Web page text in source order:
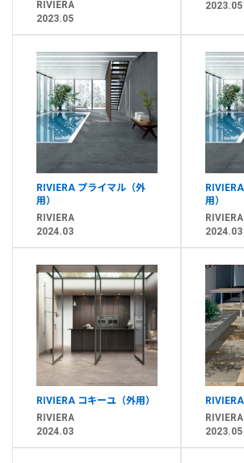
RIVIERA
2023.05
2023.05
RIVIERA プライマル（外
用）
RIVIERA
2024.03
用）
RIVIERA
2024.03
RIVIERA コキーユ（外用）
RIVIERA
2024.03
RIVIERA
2023.05